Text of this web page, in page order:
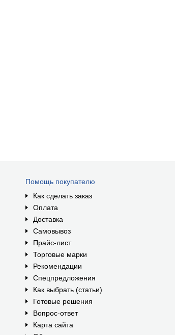
Помощь покупателю
Как сделать заказ
Оплата
Доставка
Самовывоз
Прайс-лист
Торговые марки
Рекомендации
Спецпредложения
Как выбрать (статьи)
Готовые решения
Вопрос-ответ
Карта сайта